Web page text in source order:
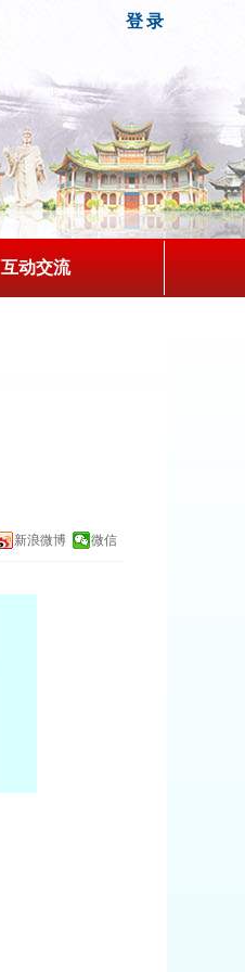
登录
互动交流
新浪微博 微信